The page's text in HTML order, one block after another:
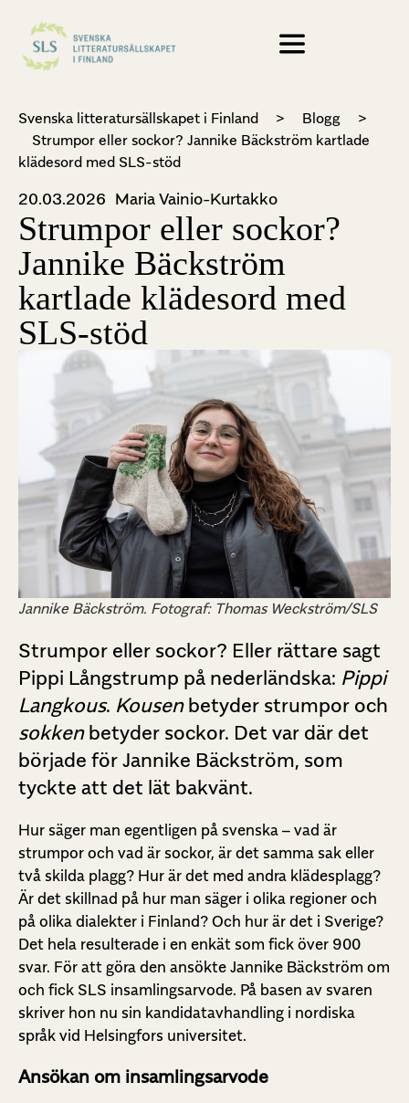
Svenska litteratursällskapet i Finland > Blogg
>
Strumpor eller sockor? Jannike Bäckström kartlade
klädesord med SLS-stöd
20.03.2026 Maria Vainio-Kurtakko
Strumpor eller sockor?
Jannike Bäckström
kartlade klädesord med
SLS-stöd
Jannike Bäckström. Fotograf: Thomas Weckström/SLS
Strumpor eller sockor? Eller rättare sagt
Pippi Långstrump på nederländska: Pippi
Langkous. Kousenbetyder strumpor och
sokkenbetyder sockor. Det var där det
började för Jannike Bäckström, som
tyckte att det lät bakvänt.
Hur säger man egentligen på svenska – vad är
strumpor och vad är sockor, är det samma sak eller
två skilda plagg? Hur är det med andra klädesplagg?
Är det skillnad på hur man säger i olika regioner och
på olika dialekter i Finland? Och hur är det i Sverige?
Det hela resulterade i en enkät som fick över 900
svar. För att göra den ansökte Jannike Bäckström om
och fick SLS insamlingsarvode. På basen av svaren
skriver hon nu sin kandidatavhandling i nordiska
språk vid Helsingfors universitet.
Ansökan om insamlingsarvode